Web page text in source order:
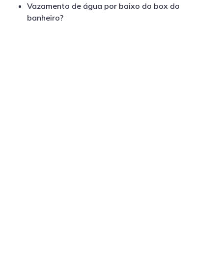
Vazamento de água por baixo do box do
banheiro?